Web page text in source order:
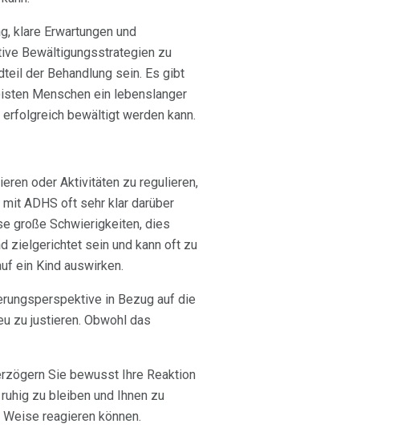
klare Erwartungen und
Bewältigungsstrategien zu
der Behandlung sein. Es gibt
Menschen ein lebenslanger
bewältigt werden kann.
oder Aktivitäten zu regulieren,
ADHS oft sehr klar darüber
große Schwierigkeiten, dies
zielgerichtet sein und kann oft zu
ein Kind auswirken.
in Bezug auf die
zu justieren. Obwohl das
Sie bewusst Ihre Reaktion
zu bleiben und Ihnen zu
reagieren können.